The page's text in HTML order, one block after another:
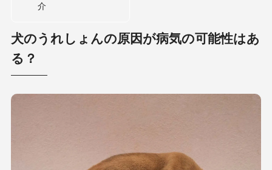
介
犬のうれしょんの原因が病気の可能性はあ
る？